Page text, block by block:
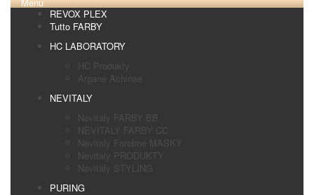
REVOX PLEX
Tutto FARBY
HC LABORATORY
HC Produkty
Argane Achinae
NEVITALY
Nevitaly FARBY BB
NEVITALY FARBY CC
Nevitaly Farebné MASKY
Nevitaly PRODUKTY
Nevitaly STYLING
PURING